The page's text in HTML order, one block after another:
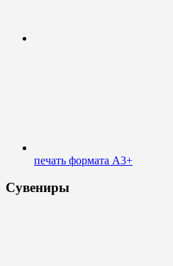
печать формата А3+
Сувениры